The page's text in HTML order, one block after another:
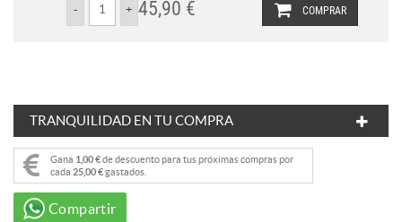
COMPRAR
45,90 €
TRANQUILIDAD EN TU COMPRA
Gana 1,00 €de descuento para tus próximas compras por
cada 25,00 €gastados.
Compartir